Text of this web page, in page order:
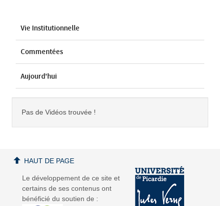
Vie Institutionnelle
Commentées
Aujourd'hui
Pas de Vidéos trouvée !
Le développement de ce site et
certains de ses contenus ont
bénéficié du soutien de :
HAUT DE PAGE